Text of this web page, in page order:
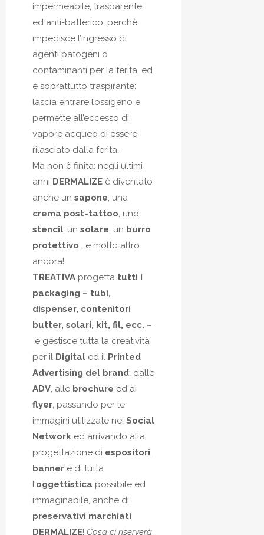
impermeabile, trasparente
ed anti-batterico, perchè
impedisce l’ingresso di
agenti patogeni o
contaminanti per la ferita, ed
è soprattutto traspirante:
lascia entrare l’ossigeno e
permette all’eccesso di
vapore acqueo di essere
rilasciato dalla ferita.
Ma non è finita: negli ultimi
anni DERMALIZEè diventato
anche un sapone, una
crema post-tattoo, uno
stencil, un solare, un burro
protettivo …e molto altro
ancora!
TREATIVAprogetta tutti i
packaging – tubi,
dispenser, contenitori
butter, solari, kit, fil, ecc. –
e gestisce tutta la creatività
per il Digitaled il Printed
Advertising del brand: dalle
ADV, alle brochure ed ai
flyer, passando per le
immagini utilizzate nei Social
Networked arrivando alla
progettazione di espositori,
bannere di tutta
l’oggettistica possibile ed
immaginabile, anche di
preservativi marchiati
DERMALIZE! Cosa ci riserverà